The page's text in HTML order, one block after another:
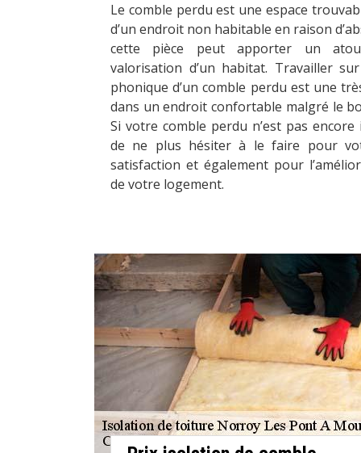
Le comble perdu est une espace
d’un endroit non habitable en raison
cette pièce peut apporter un
valorisation d’un habitat. Travailler
phonique d’un comble perdu est une
dans un endroit confortable malgré le
Si votre comble perdu n’est pas
de ne plus hésiter à le faire pour
satisfaction et également pour
de votre logement.